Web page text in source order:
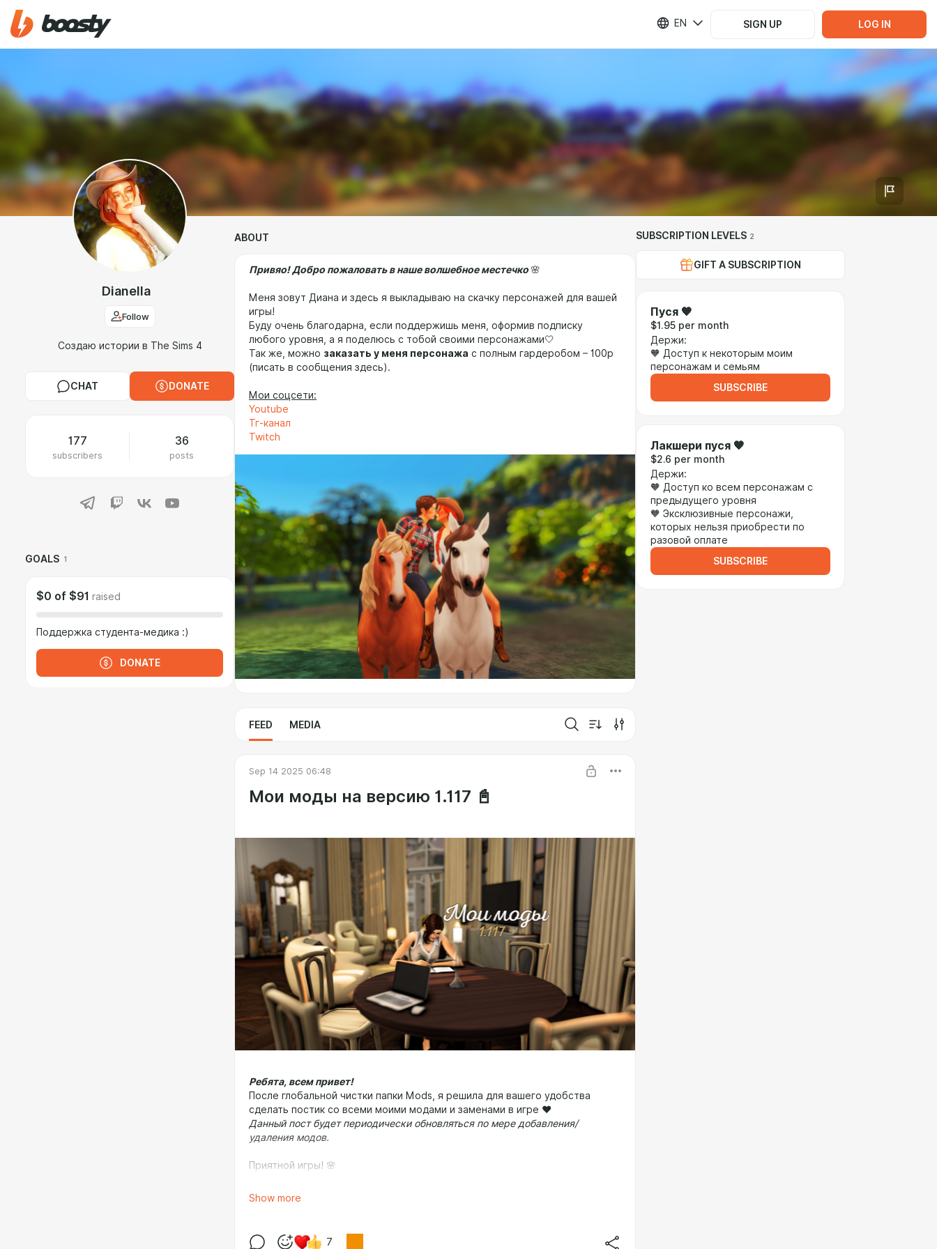
EN SIGN UP LOG IN
Dianella
Follow
Создаю истории в The Sims 4
CHAT DONATE
177
subscribers
36
posts
GOALS 1
$0 of $91 raised
Поддержка студента-медика :)
DONATE
ABOUT
Привяо! Добро пожаловать в наше волшебное местечко🌸
Меня зовут Диана и здесь я выкладываю на скачку персонажей для вашей
игры!
Буду очень благодарна, если поддержишь меня, оформив подписку
любого уровня, а я поделюсь с тобой своими персонажами🤍
Так же, можно заказать у меня персонажа с полным гардеробом – 100р
(писать в сообщения здесь).
Мои соцсети:
Youtube
Тг-канал
Twitch
FEED MEDIA
Sep 14 2025 06:48
Мои моды на версию 1.117 📓
Ребята, всем привет!
После глобальной чистки папки Mods, я решила для вашего удобства
сделать постик со всеми моими модами и заменами в игре ❤️
Данный пост будет периодически обновляться по мере добавления/
удаления модов.
Приятной игры! 🌸
Важно!
2. Все файлы .script кладем непосредственно в папку Mods, не в подпапки!
Show more
7
SUBSCRIPTION LEVELS 2
GIFT A SUBSCRIPTION
Пуся 🧡
$1.95 per month
Держи:
🧡 Доступ к некоторым моим
персонажам и семьям
SUBSCRIBE
Лакшери пуся 🧡
$2.6 per month
Держи:
🧡 Доступ ко всем персонажам с
предыдущего уровня
🧡 Эксклюзивные персонажи,
которых нельзя приобрести по
разовой оплате
SUBSCRIBE